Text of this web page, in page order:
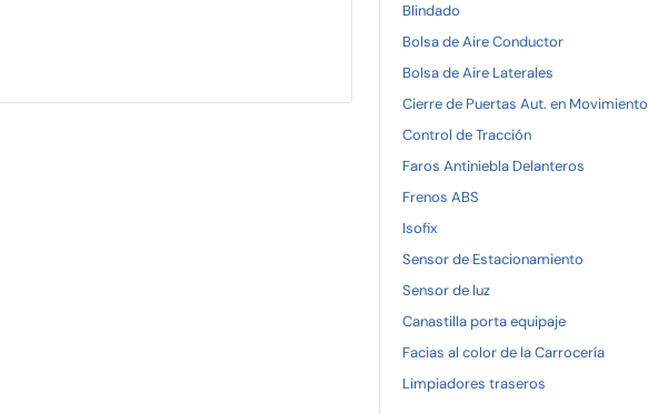
Blindado
Bolsa de Aire Conductor
Bolsa de Aire Laterales
Cierre de Puertas Aut. en Movimiento
Control de Tracción
Faros Antiniebla Delanteros
Frenos ABS
Isofix
Sensor de Estacionamiento
Sensor de luz
Canastilla porta equipaje
Facias al color de la Carrocería
Limpiadores traseros